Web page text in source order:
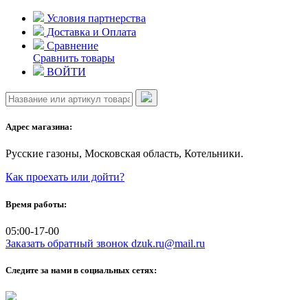
Skip
content
Условия партнерства
Доставка и Оплата
Сравнение
Сравнить товары
ВОЙТИ
Адрес магазина:
Русские газоны, Московская область, Котельники.
Как проехать или дойти?
Время работы:
05:00-17-00
Заказать обратный звонок dzuk.ru@mail.ru
Следите за нами в социальных сетях: